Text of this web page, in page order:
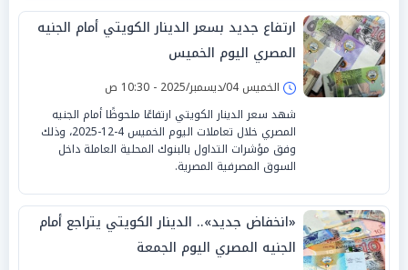
ارتفاع جديد بسعر الدينار الكويتي أمام الجنيه
المصري اليوم الخميس
الخميس 04/ديسمبر/2025 - 10:30 ص
شهد سعر الدينار الكويتي ارتفاعًا ملحوظًا أمام الجنيه
المصري خلال تعاملات اليوم الخميس 4-12-2025، وذلك
وفق مؤشرات التداول بالبنوك المحلية العاملة داخل
السوق المصرفية المصرية.
«انخفاض جديد».. الدينار الكويتي يتراجع أمام
الجنيه المصري اليوم الجمعة